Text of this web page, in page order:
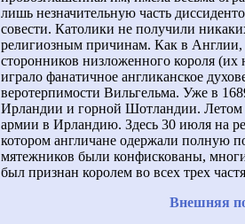
лишь незначительную часть
совести. Католики не получили
религиозным причинам. Как в
сторонников низложенного короля
играло фанатичное англиканское
веротерпимости Вильгельма. Уже в
Ирландии и горной Шотландии. Летом
армии в Ирландию. Здесь 30 июля на
котором англичане одержали полную
мятежников были конфискованы,
был признан королем во всех трех
Внешняя